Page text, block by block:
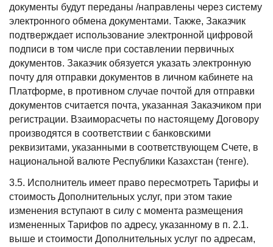
документы будут переданы /направлены через систему
электронного обмена документами. Также, Заказчик
подтверждает использование электронной цифровой
подписи в том числе при составлении первичных
документов. Заказчик обязуется указать электронную
почту для отправки документов в личном кабинете на
Платформе, в противном случае почтой для отправки
документов считается почта, указанная Заказчиком при
регистрации. Взаиморасчеты по настоящему Договору
производятся в соответствии с банковскими
реквизитами, указанными в соответствующем Счете, в
национальной валюте Республики Казахстан (тенге).
3.5. Исполнитель имеет право пересмотреть Тарифы и
стоимость Дополнительных услуг, при этом такие
изменения вступают в силу с момента размещения
измененных Тарифов по адресу, указанному в п. 2.1.
выше и стоимости Дополнительных услуг по адресам,